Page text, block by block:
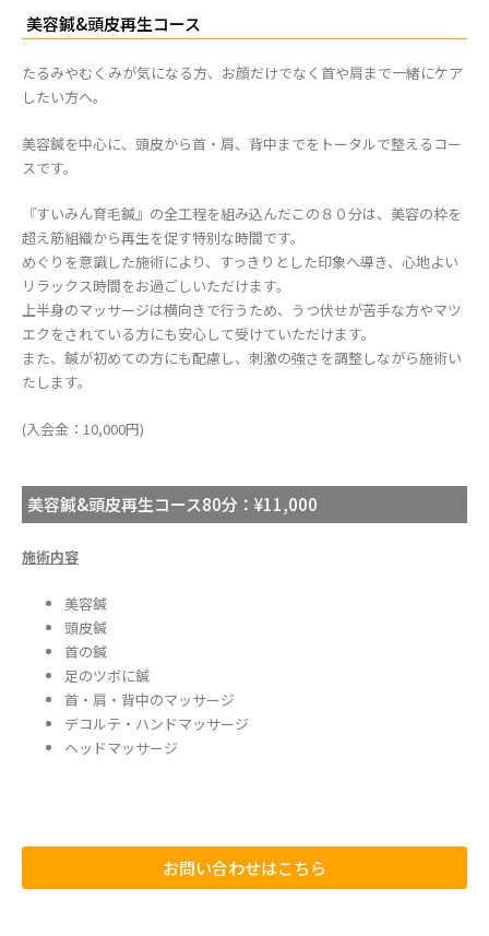
美容鍼&頭皮再生コース
たるみやむくみが気になる方、お顔だけでなく首や肩まで一緒にケア
したい方へ。
美容鍼を中心に、頭皮から首・肩、背中までをトータルで整えるコー
スです。
『すいみん育毛鍼』の全工程を組み込んだこの８０分は、美容の枠を
超え筋組織から再生を促す特別な時間です。
めぐりを意識した施術により、すっきりとした印象へ導き、心地よい
リラックス時間をお過ごしいただけます。
上半身のマッサージは横向きで行うため、うつ伏せが苦手な方やマツ
エクをされている方にも安心して受けていただけます。
また、鍼が初めての方にも配慮し、刺激の強さを調整しながら施術い
たします。
(入会金：10,000円)
美容鍼&頭皮再生コース80分：¥11,000
施術内容
美容鍼
頭皮鍼
首の鍼
足のツボに鍼
首・肩・背中のマッサージ
デコルテ・ハンドマッサージ
ヘッドマッサージ
お問い合わせはこちら